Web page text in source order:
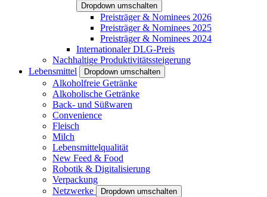
Dropdown umschalten
Preisträger & Nominees 2026
Preisträger & Nominees 2025
Preisträger & Nominees 2024
Internationaler DLG-Preis
Nachhaltige Produktivitätssteigerung
Lebensmittel
Dropdown umschalten
Alkoholfreie Getränke
Alkoholische Getränke
Back- und Süßwaren
Convenience
Fleisch
Milch
Lebensmittelqualität
New Feed & Food
Robotik & Digitalisierung
Verpackung
Netzwerke
Dropdown umschalten